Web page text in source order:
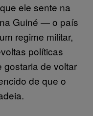
ele sente na
Guiné — o país
regime militar,
políticas
gostaria de voltar
de que o